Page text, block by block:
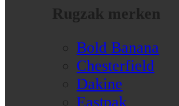
Rugzak merken
Bold Banana
Chesterfield
Dakine
Eastpak